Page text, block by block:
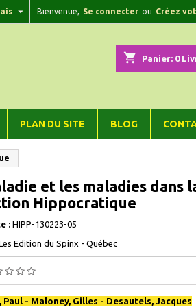
Bienvenue, Se connecter ou Créez

shopping_cart Panier: 0
PLAN DU SITE BLOG
et les maladies dans
Hippocratique
: HIPP-130223-05
Edition du Spinx - Québec
Paul - Maloney, Gilles - Desautels, Jacques